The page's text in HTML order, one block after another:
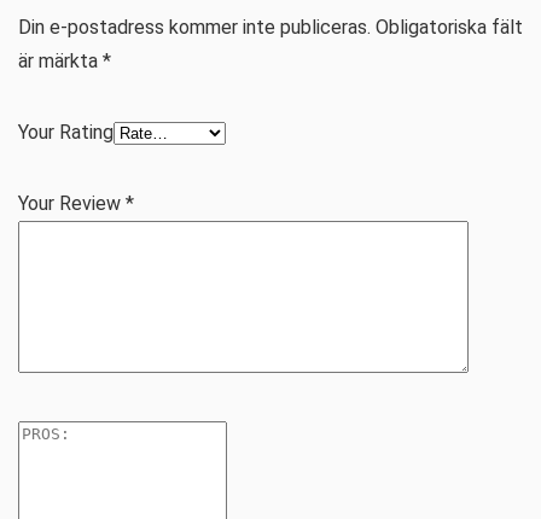
Din e-postadress kommer inte publiceras. Obligatoriska fält
är märkta *
Your Rating
Your Review *